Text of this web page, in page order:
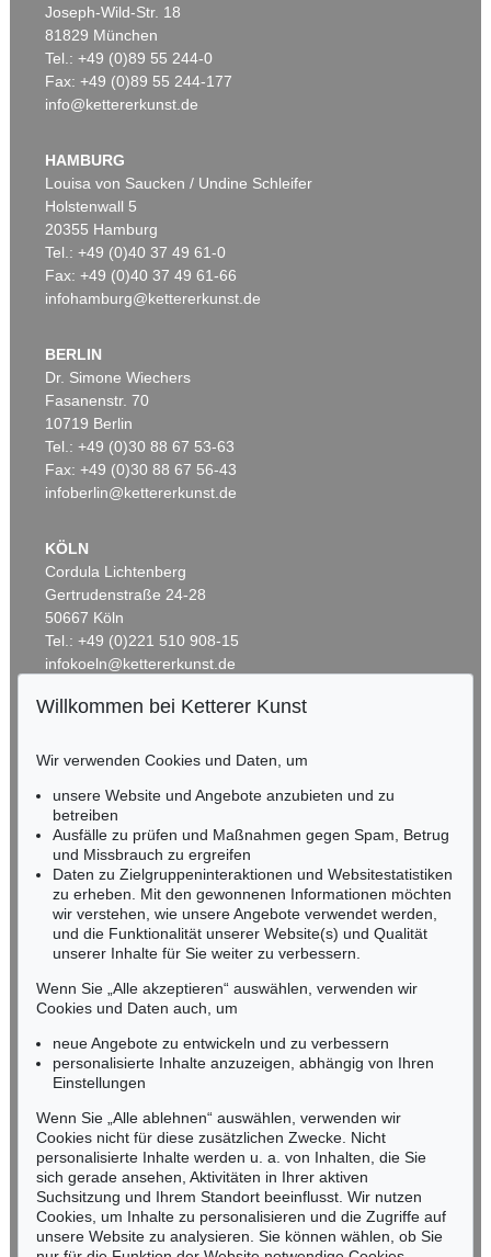
Auktion 610 - Lot 426000297
Schätzpreis:
Auktion 610 - Lot 426000325
J. GOETHE
Faust , 1924
Schätzpreis:€ 1.500
Joseph-Wild-Str. 18
81829 München
Tel.: +49 (0)89 55 244-0
Fax: +49 (0)89 55 244-177
info@kettererkunst.de
HAMBURG
Louisa von Saucken / Undine Schleifer
Holstenwall 5
20355 Hamburg
Tel.: +49 (0)40 37 49 61-0
Fax: +49 (0)40 37 49 61-66
infohamburg@kettererkunst.de
BERLIN
Dr. Simone Wiechers
Fasanenstr. 70
10719 Berlin
Tel.: +49 (0)30 88 67 53-63
Fax: +49 (0)30 88 67 56-43
infoberlin@kettererkunst.de
KÖLN
Cordula Lichtenberg
Gertrudenstraße 24-28
50667 Köln
Tel.: +49 (0)221 510 908-15
infokoeln@kettererkunst.de
RHEINLAND-PFALZ
Miriam Heß
Tel.: +49 (0)62 21 58 80-038
Fax: +49 (0)62 21 58 80-595
infoheidelberg@kettererkunst.de
NORDDEUTSCHLAND
Nico Kassel, M.A.
Tel.: +49 (0)89 55244-164
Mobil: +49 (0)171 8618661
n.kassel@kettererkunst.de
Keine Auktion mehr verpassen!
Wir informieren Sie rechtzeitig.
Jetzt zum Newsletter anmelden >
Willkommen bei Ketterer Kunst
Wir verwenden Cookies und Daten, um
unsere Website und Angebote anzubieten und zu
betreiben
Ausfälle zu prüfen und Maßnahmen gegen Spam, Betrug
und Missbrauch zu ergreifen
Daten zu Zielgruppeninteraktionen und Websitestatistiken
zu erheben. Mit den gewonnenen Informationen möchten
wir verstehen, wie unsere Angebote verwendet werden,
und die Funktionalität unserer Website(s) und Qualität
unserer Inhalte für Sie weiter zu verbessern.
Wenn Sie „Alle akzeptieren“ auswählen, verwenden wir
Cookies und Daten auch, um
neue Angebote zu entwickeln und zu verbessern
personalisierte Inhalte anzuzeigen, abhängig von Ihren
Einstellungen
Wenn Sie „Alle ablehnen“ auswählen, verwenden wir
Cookies nicht für diese zusätzlichen Zwecke. Nicht
personalisierte Inhalte werden u. a. von Inhalten, die Sie
sich gerade ansehen, Aktivitäten in Ihrer aktiven
Suchsitzung und Ihrem Standort beeinflusst. Wir nutzen
Cookies, um Inhalte zu personalisieren und die Zugriffe auf
unsere Website zu analysieren. Sie können wählen, ob Sie